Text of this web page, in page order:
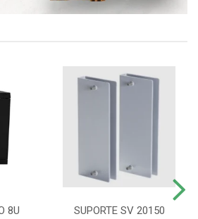
8U
SUPORTE SV 20150